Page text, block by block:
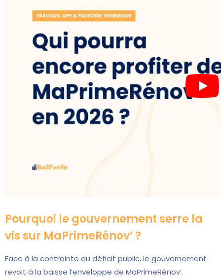
Pourquoi le gouvernement serre la
vis sur MaPrimeRénov’ ?
Face à la contrainte du déficit public, le gouvernement
revoit à la baisse l’enveloppe de MaPrimeRénov’.